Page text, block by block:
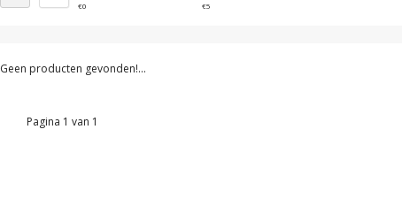
€0 €5
Geen producten gevonden!...
Pagina 1 van 1